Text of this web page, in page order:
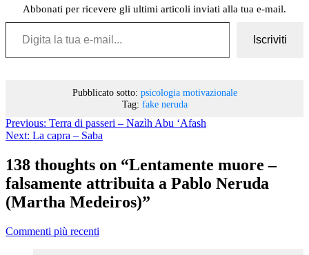
Abbonati per ricevere gli ultimi articoli inviati alla tua e-mail.
Digita la tua e-mail...
Iscriviti
Pubblicato sotto: psicologia motivazionale
Tag: fake neruda
Previous: Terra di passeri – Nazìh Abu ‘Afash
Next: La capra – Saba
138 thoughts on “Lentamente muore –
falsamente attribuita a Pablo Neruda
(Martha Medeiros)”
Commenti più recenti